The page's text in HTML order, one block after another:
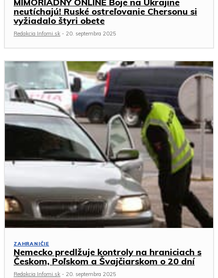
MIMORIADNY ONLINE Boje na Ukrajine
neutíchajú! Ruské ostreľovanie Chersonu si
vyžiadalo štyri obete
Redakcia Infomi.sk - 20. septembra 2025
ZAHRANIČIE
Nemecko predlžuje kontroly na hraniciach s
Českom, Poľskom a Švajčiarskom o 20 dní
Redakcia Infomi.sk - 20. septembra 2025